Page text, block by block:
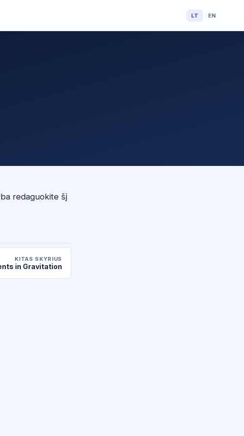
LT EN
redaguokite šį
KITAS SKYRIUS
in Gravitation